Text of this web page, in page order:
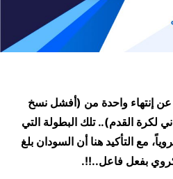
عن إنتهاء واحدة من (أفشل نسخ
لكرة القدم).. تلك البطولة التي
مع التأكيد هنا أن السودان بلغ
بفعل فاعل..!!.